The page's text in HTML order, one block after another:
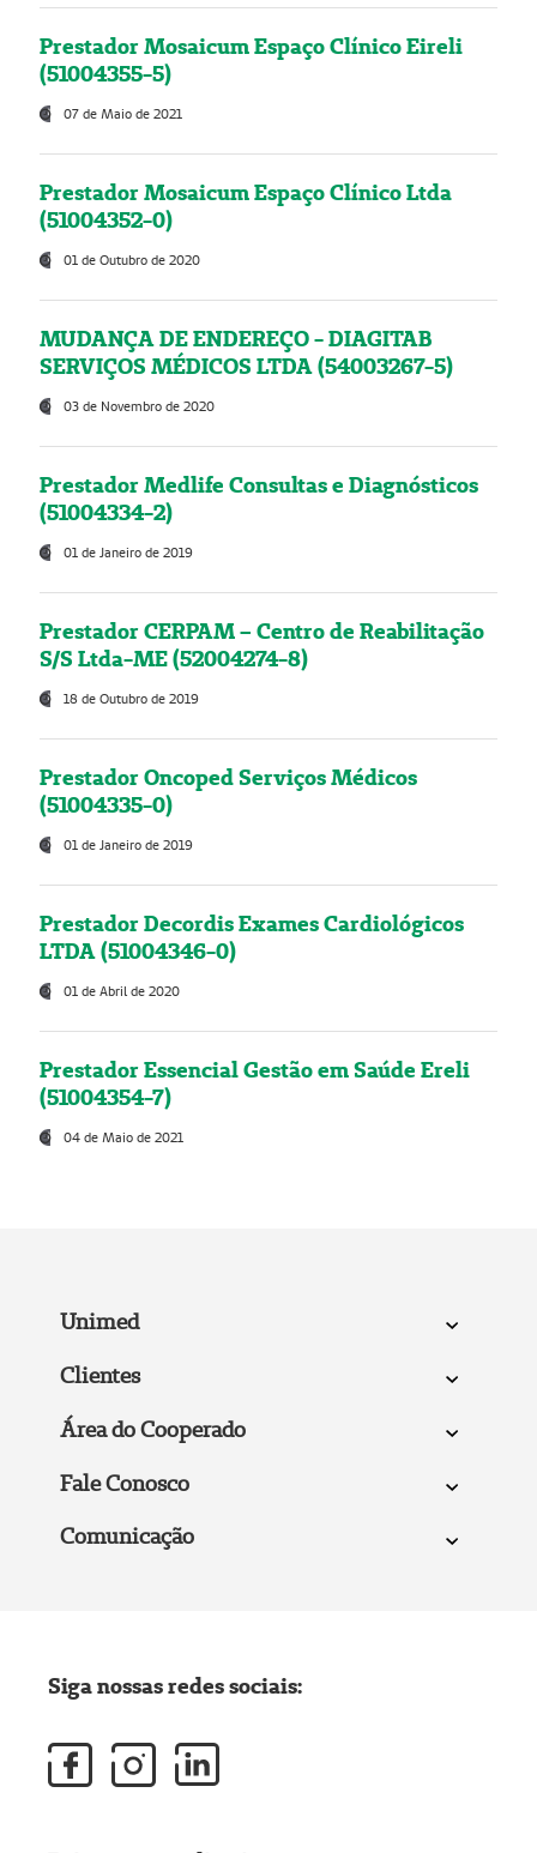
Prestador Mosaicum Espaço Clínico Eireli
(51004355-5)
07 de Maio de 2021
Prestador Mosaicum Espaço Clínico Ltda
(51004352-0)
01 de Outubro de 2020
MUDANÇA DE ENDEREÇO - DIAGITAB
SERVIÇOS MÉDICOS LTDA (54003267-5)
03 de Novembro de 2020
Prestador Medlife Consultas e Diagnósticos
(51004334-2)
01 de Janeiro de 2019
Prestador CERPAM – Centro de Reabilitação
S/S Ltda-ME (52004274-8)
18 de Outubro de 2019
Prestador Oncoped Serviços Médicos
(51004335-0)
01 de Janeiro de 2019
Prestador Decordis Exames Cardiológicos
LTDA (51004346-0)
01 de Abril de 2020
Prestador Essencial Gestão em Saúde Ereli
(51004354-7)
04 de Maio de 2021
Unimed
Clientes
Área do Cooperado
Fale Conosco
Comunicação
Siga nossas redes sociais: